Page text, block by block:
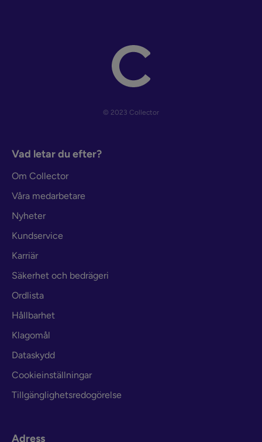
© 2023 Collector
Vad letar du efter?
Om Collector
Våra medarbetare
Nyheter
Kundservice
Karriär
Säkerhet och bedrägeri
Ordlista
Hållbarhet
Klagomål
Dataskydd
Cookieinställningar
Tillgänglighetsredogörelse
Adress